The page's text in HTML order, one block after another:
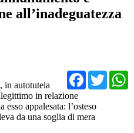
all’inadeguatezza
in autotutela
in relazione
esso appalesata: l’osteso
da una soglia di mera